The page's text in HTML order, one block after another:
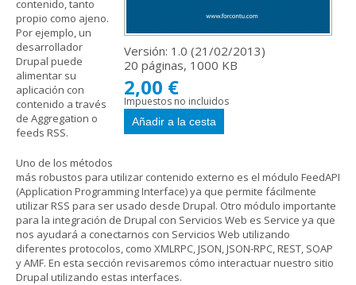
Versión: 1.0 (21/02/2013)
20 páginas, 1000 KB
2,00 €
Impuestos no incluidos
contenido, tanto
propio como ajeno.
Por ejemplo, un
desarrollador
Drupal puede
alimentar su
aplicación con
contenido a través
de Aggregation o
feeds RSS.
Uno de los métodos
más robustos para utilizar contenido externo es el módulo FeedAPI
(Application Programming Interface) ya que permite fácilmente
utilizar RSS para ser usado desde Drupal. Otro módulo importante
para la integración de Drupal con Servicios Web es Service ya que
nos ayudará a conectarnos con Servicios Web utilizando
diferentes protocolos, como XMLRPC, JSON, JSON-RPC, REST, SOAP
y AMF. En esta sección revisaremos cómo interactuar nuestro sitio
Drupal utilizando estas interfaces.